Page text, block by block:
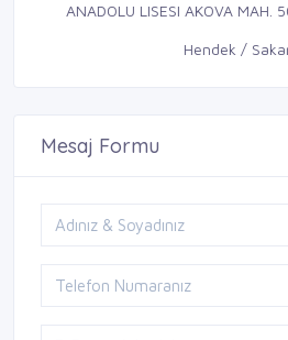
ANADOLU LISESI AKOVA MAH.
Hendek /
Mesaj Formu